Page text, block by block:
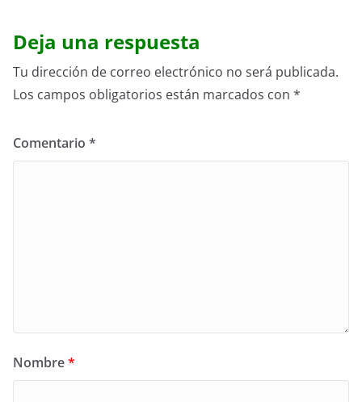
Deja una respuesta
Tu dirección de correo electrónico no será publicada.
Los campos obligatorios están marcados con *
Comentario *
Nombre*